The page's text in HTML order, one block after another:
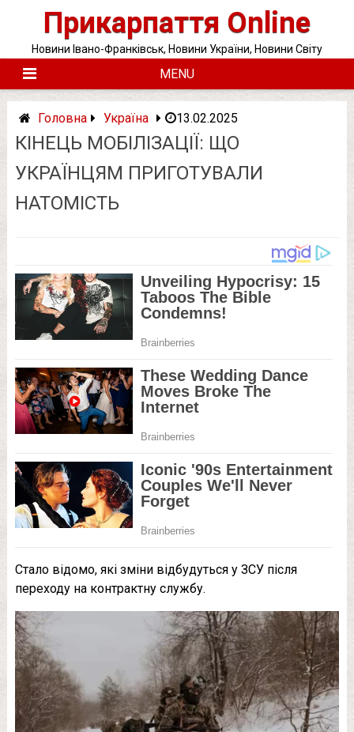
Прикарпаття Online
Новини Івано-Франківськ, Новини України, Новини Світу
MENU
Головна Україна 13.02.2025
КІНЕЦЬ МОБІЛІЗАЦІЇ: ЩО
УКРАЇНЦЯМ ПРИГОТУВАЛИ
НАТОМІСТЬ
Стало відомо, які зміни відбудуться у ЗСУ після
переходу на контрактну службу.